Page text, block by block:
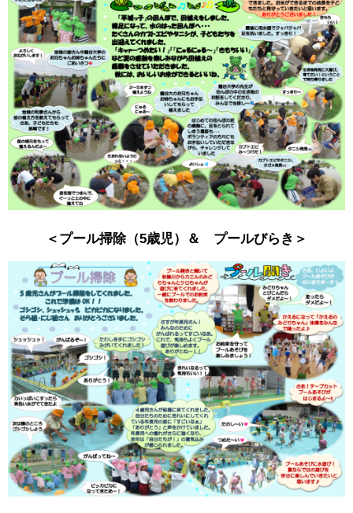
＜プール掃除（5歳児）＆ プールびらき＞